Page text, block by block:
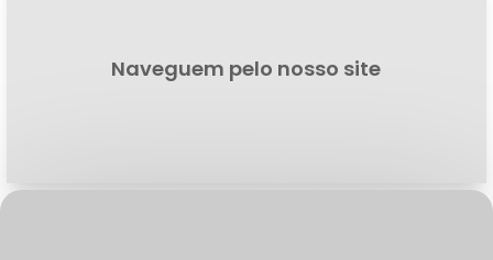
Naveguem pelo nosso site